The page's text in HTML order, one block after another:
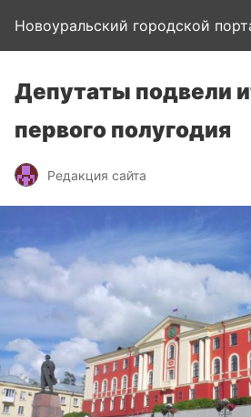
Новоуральский городской
Депутаты подвели
первого полугодия
Редакция сайта